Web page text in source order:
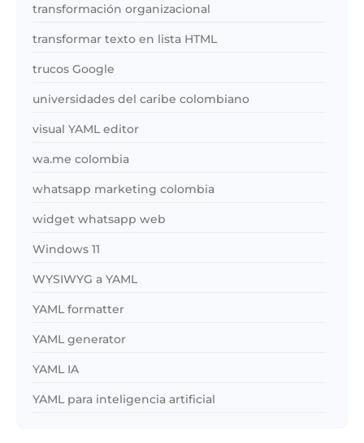
transformación organizacional
transformar texto en lista HTML
trucos Google
universidades del caribe colombiano
visual YAML editor
wa.me colombia
whatsapp marketing colombia
widget whatsapp web
Windows 11
WYSIWYG a YAML
YAML formatter
YAML generator
YAML IA
YAML para inteligencia artificial